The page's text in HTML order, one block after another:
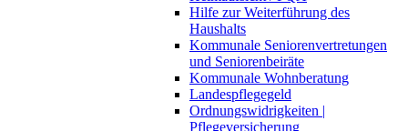
Hilfe zur Weiterführung des
Haushalts
Kommunale Seniorenvertretungen
und Seniorenbeiräte
Kommunale Wohnberatung
Landespflegegeld
Ordnungswidrigkeiten |
Pflegeversicherung